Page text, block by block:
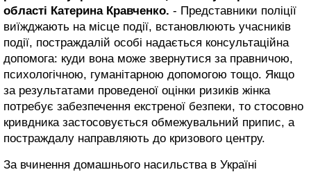
області Катерина Кравченко. - Представники поліції
виїжджають на місце події, встановлюють учасників
події, постраждалій особі надається консультаційна
допомога: куди вона може звернутися за правничою,
психологічною, гуманітарною допомогою тощо. Якщо
за результатами проведеної оцінки ризиків жінка
потребує забезпечення екстреної безпеки, то стосовно
кривдника застосовується обмежувальний припис, а
постраждалу направляють до кризового центру.
За вчинення домашнього насильства в Україні